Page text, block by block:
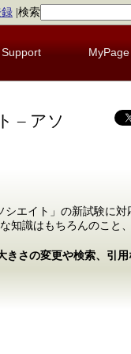
検索
Support MyPage
– アソ
シエイト」の新試験に対
知識はもちろんのこと
きさの変更や検索、引用